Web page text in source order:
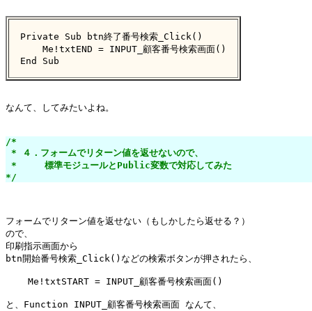
Private Sub btn終了番号検索_Click()
    Me!txtEND = INPUT_顧客番号検索画面()
End Sub
なんて、してみたいよね。
/*
* ４．フォームでリターン値を返せないので、
*     標準モジュールとPublic変数で対応してみた
*/
フォームでリターン値を返せない（もしかしたら返せる？）
ので、
印刷指示画面から
btn開始番号検索_Click()などの検索ボタンが押されたら、
    Me!txtSTART = INPUT_顧客番号検索画面()
と、Function INPUT_顧客番号検索画面 なんて、